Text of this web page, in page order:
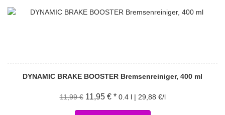
DYNAMIC BRAKE BOOSTER Bremsenreiniger, 400 ml
11,99 € 11,95 € * 0.4 l | 29,88 €/l